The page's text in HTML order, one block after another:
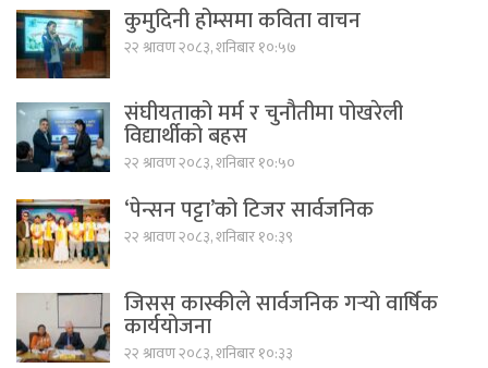
कुमुदिनी होम्समा कविता वाचन
२२ श्रावण २०८३, शनिबार १०:५७
संघीयताको मर्म र चुनौतीमा पोखरेली
विद्यार्थीको बहस
२२ श्रावण २०८३, शनिबार १०:५०
‘पेन्सन पट्टा’को टिजर सार्वजनिक
२२ श्रावण २०८३, शनिबार १०:३९
जिसस कास्कीले सार्वजनिक गर्‍यो वार्षिक
कार्ययोजना
२२ श्रावण २०८३, शनिबार १०:३३